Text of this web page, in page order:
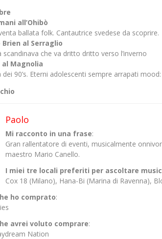
all’Ohibò
ballata folk. Cantautrice svedese da scoprire.
al Serraglio
scandinava che va dritto dritto verso l’inverno
al Magnolia
dei 90’s. Eterni adolescenti sempre arrapati
Paolo
Mi racconto in una frase:
Gran rallentatore di eventi, musicalmente
maestro Mario Canello.
I miei tre locali preferiti per ascoltare
Cox 18 (Milano), Hana-Bi (Marina di Ravenna),
ho comprato:
avrei voluto comprare:
Nation